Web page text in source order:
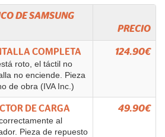
DESAMSUNG
PRECIO
COMPLETA
roto, el táctil no
no enciende. Pieza
de obra (IVA Inc.)
124.90€
DE CARGA
al
Pieza de repuesto
49.90€